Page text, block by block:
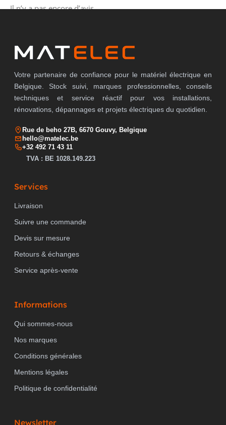
Il n’y a pas encore d’avis.
Votre partenaire de confiance pour le matériel électrique en
Belgique. Stock suivi, marques professionnelles, conseils
techniques et service réactif pour vos installations,
rénovations, dépannages et projets électriques du quotidien.
Rue de beho 27B, 6670 Gouvy, Belgique
hello@matelec.be
+32 492 71 43 11
TVA : BE 1028.149.223
Services
Livraison
Suivre une commande
Devis sur mesure
Retours & échanges
Service après-vente
Informations
Qui sommes-nous
Nos marques
Conditions générales
Mentions légales
Politique de confidentialité
Newsletter